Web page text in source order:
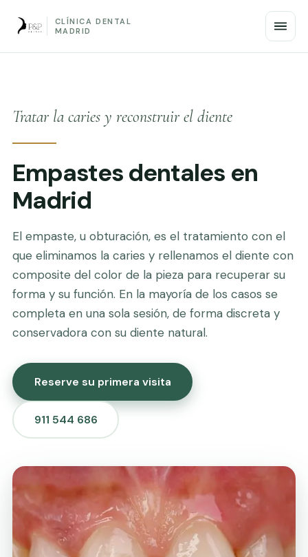
CLÍNICA DENTAL
MADRID
Tratar la caries y reconstruir el diente
Empastes dentales en
Madrid
El empaste, u obturación, es el tratamiento con el
que eliminamos la caries y rellenamos el diente con
composite del color de la pieza para recuperar su
forma y su función. En la mayoría de los casos se
completa en una sola sesión, de forma discreta y
conservadora con su diente natural.
Reserve su primera visita
911 544 686